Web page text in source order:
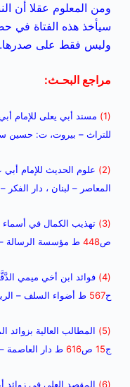
ومن المعلوم عقلا أن
سيأخذ هذه الفتاة في
وليس فقط على
مراجع البحـث:
(1) مسند أبي يعلى للإمام
للتراث – بيروت، ت: حسين
(2) علوم الحديث للإمام
المعاصر – لبنان ، دار
(3) تهذيب الكمال في أسماء
ص448ط مؤسسة الرسالة
(4) فوائد ابن أخي ميمي
ح567 ط أضواء السلف –
(5)
المطالب العالية بزوائد
ج15ص616ط دار العاصمة
(6) المقصد العلي في زوائد